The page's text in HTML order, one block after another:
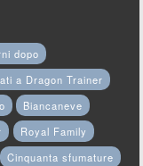
dopo
a Dragon Trainer
Biancaneve
Royal Family
Cinquanta sfumature